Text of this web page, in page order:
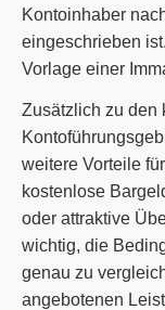
Kontoinhaber
eingeschrieben
Vorlage einer
Zusätzlich zu den
weitere Vorteile
kostenlose
oder attraktive
wichtig, die
genau zu
angebotenen